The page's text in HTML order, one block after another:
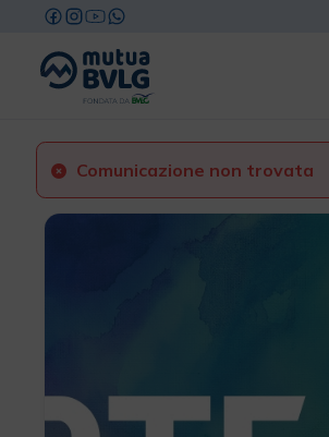
Comunicazione non trovata